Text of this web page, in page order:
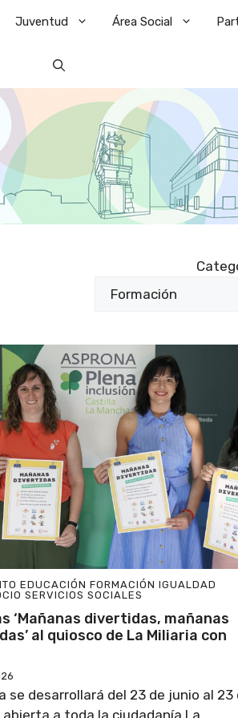
Juventud Área Social
EDUCACIÓN FORMACIÓN IGUALDAD
SERVICIOS SOCIALES
‘Mañanas divertidas, mañanas
al quiosco de La Miliaria con
se desarrollará del 23 de junio al 23
a toda la ciudadanía La ...